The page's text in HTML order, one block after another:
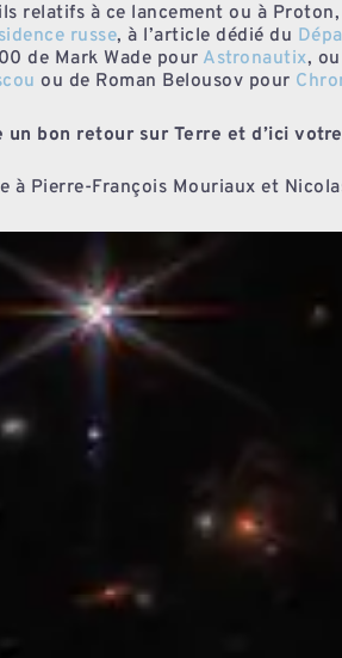
relatifs à ce lancement ou à
russe, à l’article dédié du
de Mark Wade pour Astronautix,
ou de Roman Belousov pour
un bon retour sur Terre et d’ici
à Pierre-François Mouriaux et